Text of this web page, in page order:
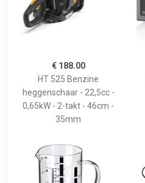
€ 188.00
HT 525 Benzine
heggenschaar - 22,5cc -
0,65kW - 2-takt - 46cm -
35mm